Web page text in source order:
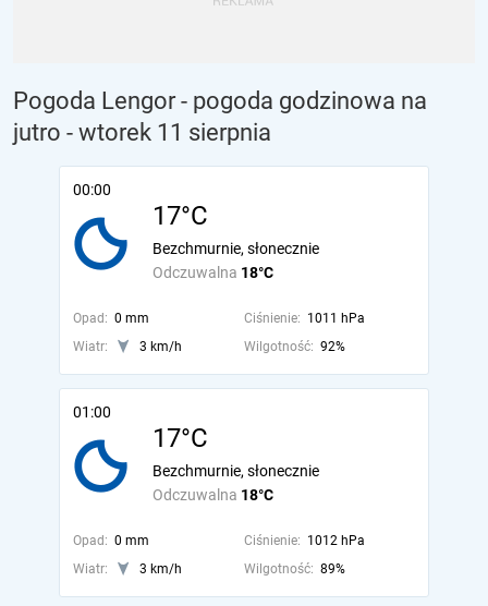
Pogoda Lengor - pogoda godzinowa na
jutro - wtorek 11 sierpnia
00:00
17°C
Odczuwalna 18°C
Bezchmurnie, słonecznie
Opad: 0 mm Ciśnienie: 1011 hPa
Wiatr:
3 km/h Wilgotność: 92%
01:00
17°C
Odczuwalna 18°C
Bezchmurnie, słonecznie
Opad: 0 mm Ciśnienie: 1012 hPa
Wiatr:
3 km/h Wilgotność: 89%